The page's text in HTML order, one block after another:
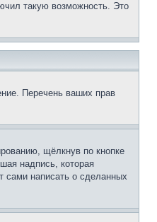
такую возможность. Это
Перечень ваших прав
щёлкнув по кнопке
надпись, которая
сами написать о сделанных